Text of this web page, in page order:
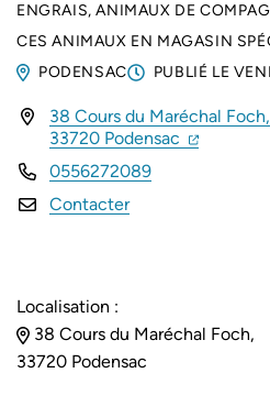
ENGRAIS, ANIMAUX DE
CES ANIMAUX EN MAGASIN
PODENSAC
PUBLIÉ LE
INFOS UTILES
38 Cours du Maréchal Foch,
33720 Podensac (ouverture
0556272089
Contacter
Localisation :
38 Cours du Maréchal Foch,
33720 Podensac